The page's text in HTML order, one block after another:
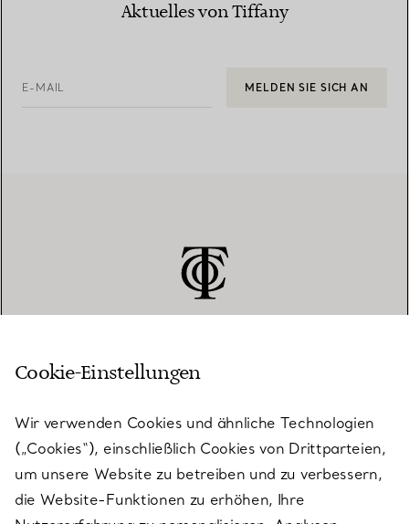
Aktuelles von Tiffany
E-MAIL MELDEN SIE SICH AN
KUNDENSERVICE
SERVICES
Cookie-Einstellungen
Wir verwenden Cookies und ähnliche Technologien
(„Cookies“), einschließlich Cookies von Drittparteien,
um unsere Website zu betreiben und zu verbessern,
die Website-Funktionen zu erhöhen, Ihre